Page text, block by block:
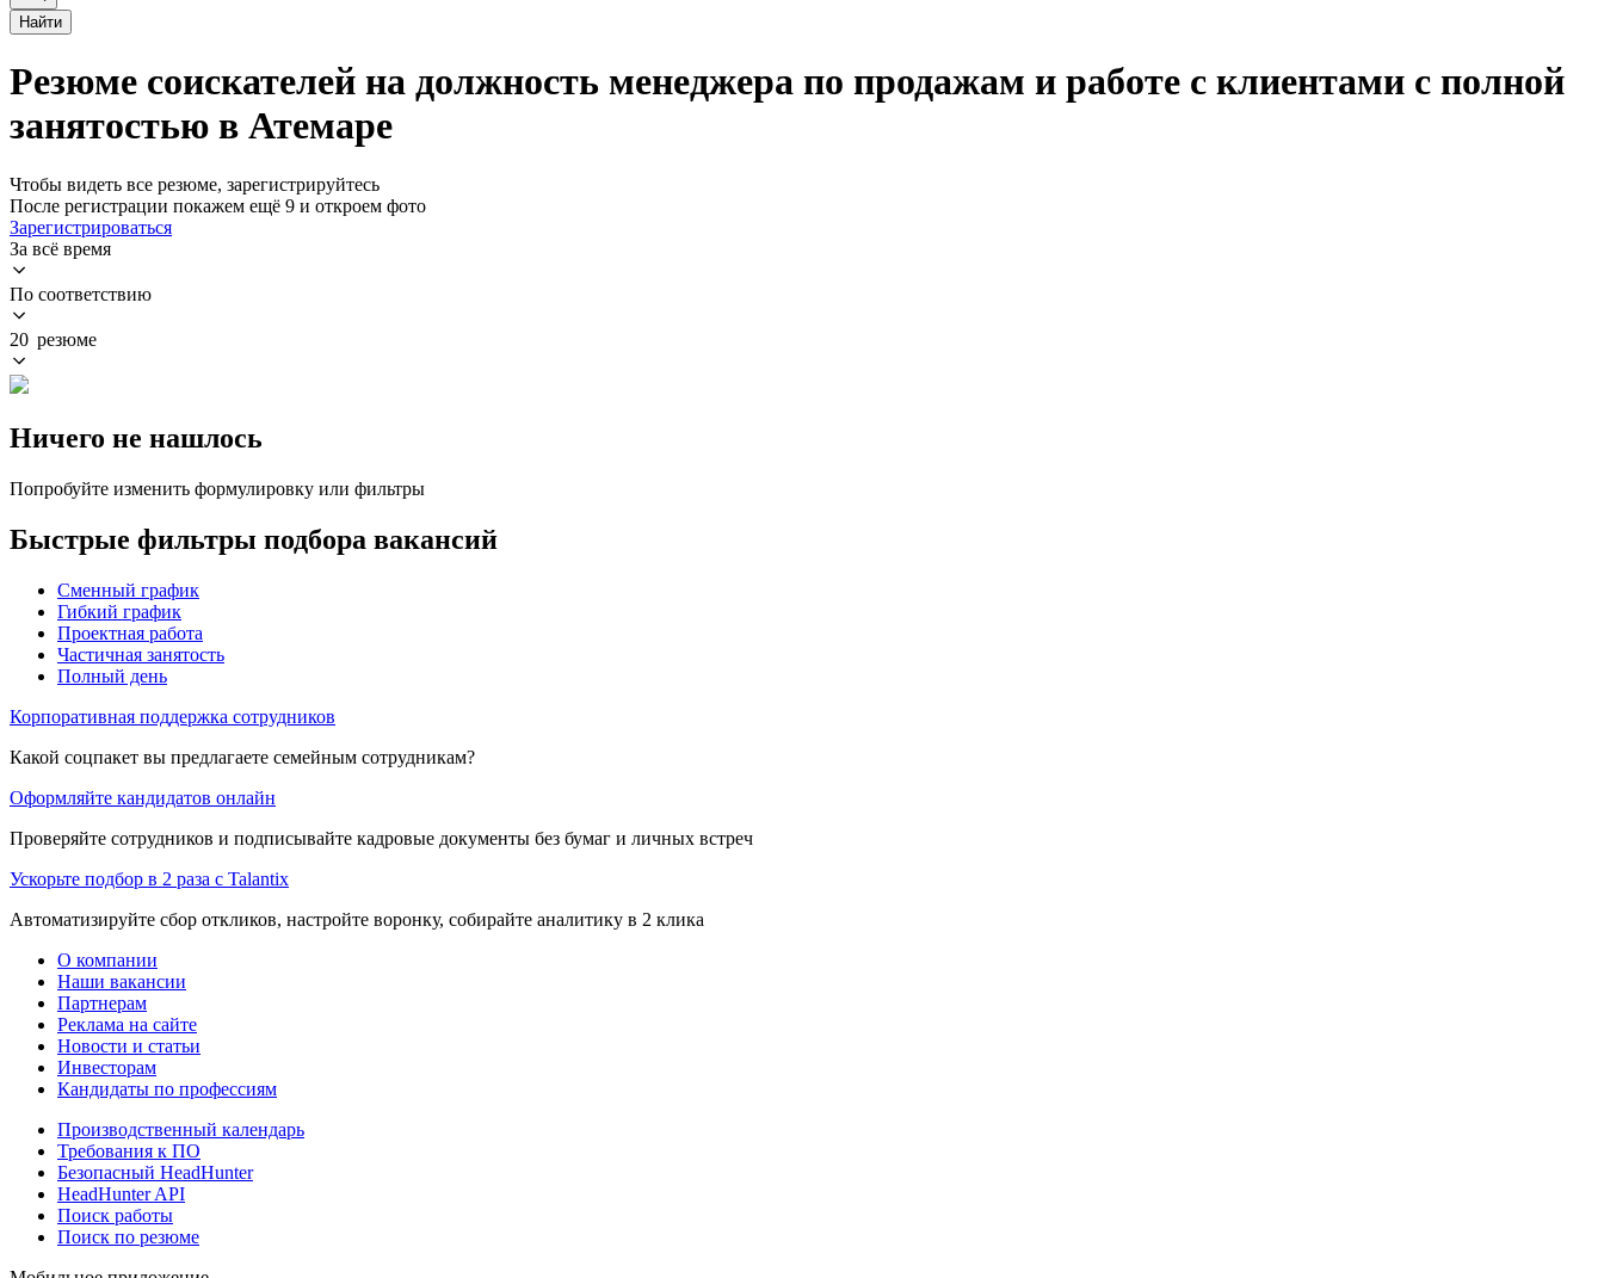
Найти
Резюме соискателей на должность менеджера по продажам и работе с клиентами с полной
занятостью в Атемаре
Чтобы видеть все резюме, зарегистрируйтесь
После регистрации покажем ещё 9 и откроем фото
Зарегистрироваться
За всё время
По соответствию
20 резюме
Ничего не нашлось
Попробуйте изменить формулировку или фильтры
Быстрые фильтры подбора вакансий
Сменный график
Гибкий график
Проектная работа
Частичная занятость
Полный день
Корпоративная поддержка сотрудников
Какой соцпакет вы предлагаете семейным сотрудникам?
Оформляйте кандидатов онлайн
Проверяйте сотрудников и подписывайте кадровые документы без бумаг и личных встреч
Ускорьте подбор в 2 раза с Talantix
Автоматизируйте сбор откликов, настройте воронку, собирайте аналитику в 2 клика
О компании
Наши вакансии
Партнерам
Реклама на сайте
Новости и статьи
Инвесторам
Кандидаты по профессиям
Производственный календарь
Требования к ПО
Безопасный HeadHunter
HeadHunter API
Поиск работы
Поиск по резюме